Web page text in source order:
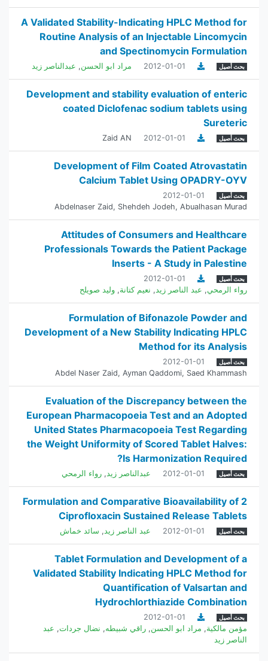
A Validated Stability-Indicating HPLC Method for
Routine Analysis of an Injectable Lincomycin
and Spectinomycin Formulation
بحث أصيل 2012-01-01 مراد ابو الحسن, عبدالناصر زيد
Development and stability evaluation of enteric
coated Diclofenac sodium tablets using
Sureteric
بحث أصيل 2012-01-01
Zaid AN
Development of Film Coated Atrovastatin
Calcium Tablet Using OPADRY-OYV
بحث أصيل
2012-01-01
Abdelnaser Zaid, Shehdeh Jodeh, Abualhasan Murad
Attitudes of Consumers and Healthcare
Professionals Towards ‎the Patient Package
Inserts - A Study in Palestine
بحث أصيل
2012-01-01
رواء الرمحي, عبد الناصر زيد, نعيم كتانة, وليد صويلح
Formulation of Bifonazole Powder and
Development of a New Stability Indicating HPLC
Method ‎for its Analysis
بحث أصيل
2012-01-01
Abdel Naser Zaid, Ayman Qaddomi, Saed Khammash
Evaluation of the Discrepancy between the
European Pharmacopoeia Test and an Adopted
United States Pharmacopoeia Test Regarding
the Weight Uniformity of Scored Tablet Halves:
Is Harmonization Required?
بحث أصيل 2012-01-01 عبدالناصر زيد, رواء الرمحي
Formulation and Comparative Bioavailability of 2
Ciprofloxacin ‎Sustained Release Tablets
بحث أصيل 2012-01-01 عبد الناصر زيد, سائد خماش
Tablet Formulation and Development of a
Validated Stability Indicating HPLC Method for
Quantification of Valsartan and
Hydrochlorthiazide Combination
بحث أصيل
2012-01-01
مؤمن مالكية, مراد ابو الحسن, راقي شبيطه, نضال جردات, عبد
الناصر زيد